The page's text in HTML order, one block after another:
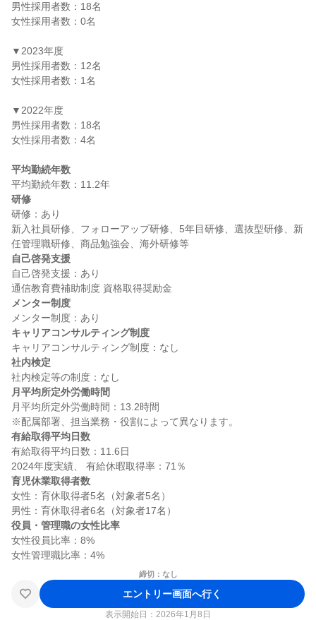
男性採用者数：18名
女性採用者数：0名
▼2023年度
男性採用者数：12名
女性採用者数：1名
▼2022年度
男性採用者数：18名
女性採用者数：4名
平均勤続年数
研修
研修：あり
新入社員研修、フォローアップ研修、5年目研修、選抜型研修、新
自己啓発支援
自己啓発支援：あり
メンター制度
キャリアコンサルティング制度
社内検定
月平均所定外労働時間
月平均所定外労働時間：13.2時間
有給取得平均日数
有給取得平均日数：11.6日
育児休業取得者数
女性：育休取得者5名（対象者5名）
役員・管理職の女性比率
女性役員比率：8%
締切：なし
エントリー画面へ行く
表示開始日：2026年1月8日